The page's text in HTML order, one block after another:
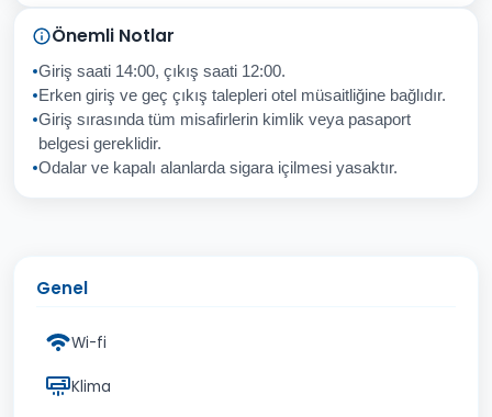
Sorunuz
İptal Gönder
Önemli Notlar
Giriş saati 14:00, çıkış saati 12:00.
Erken giriş ve geç çıkış talepleri otel müsaitliğine bağlıdır.
Giriş sırasında tüm misafirlerin kimlik veya pasaport
belgesi gereklidir.
Odalar ve kapalı alanlarda sigara içilmesi yasaktır.
Genel
Wi-fi
Klima